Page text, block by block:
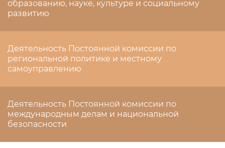
образованию, науке, культуре и социальному
развитию
Деятельность Постоянной комиссии по
региональной политике и местному
самоуправлению
Деятельность Постоянной комиссии по
международным делам и национальной
безопасности